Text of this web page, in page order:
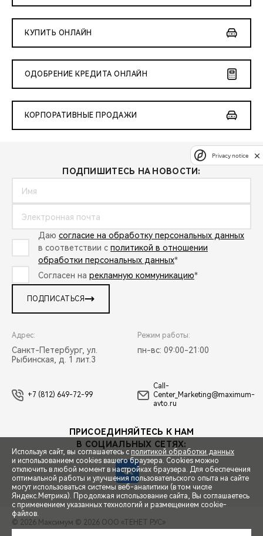
СПЕЦПРЕДЛОЖЕНИЯ
ЗАПИСЬ НА ТЕСТ-ДРАЙВ
КУПИТЬ ОНЛАЙН
ОДОБРЕНИЕ КРЕДИТА ОНЛАЙН
КОРПОРАТИВНЫЕ ПРОДАЖИ
ПОДПИШИТЕСЬ НА НОВОСТИ:
Даю согласие на обработку персональных данных
в соответствии с политикой в отношении
обработки персональных данных*
Согласен на рекламную коммуникацию*
ПОДПИСАТЬСЯ
Адрес:
Санкт-Петербург, ул.
Рыбинская, д. 1 лит.3
Режим работы:
пн-вс: 09:00-21:00
+7 (812) 649-72-99
Call-
Center_Marketing@maximum-
avto.ru
ПРИСОЕДИНЯЙТЕСЬ К НАМ
В СОЦИАЛЬНЫХ СЕТЯХ:
© 2026 Максимум © 2026 ООО «ТЕНЕТ РУС»
Используя сайт, вы соглашаетесь с политикой обработки данных
и использованием cookies вашего браузера. Cookies можно
отключить в любой момент в настройках браузера. Для обеспечения
оптимальной работы и улучшения пользовательского опыта на сайте
могут использоваться системы веб-аналитики (в том числе
Яндекс.Метрика). Продолжая использование сайта, Вы соглашаетесь
с применением указанных технологий и размещением cookie-
файлов.
Privacy notice